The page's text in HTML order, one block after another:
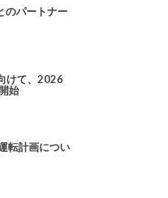
のパートナー
けて、2026
始
転計画につい